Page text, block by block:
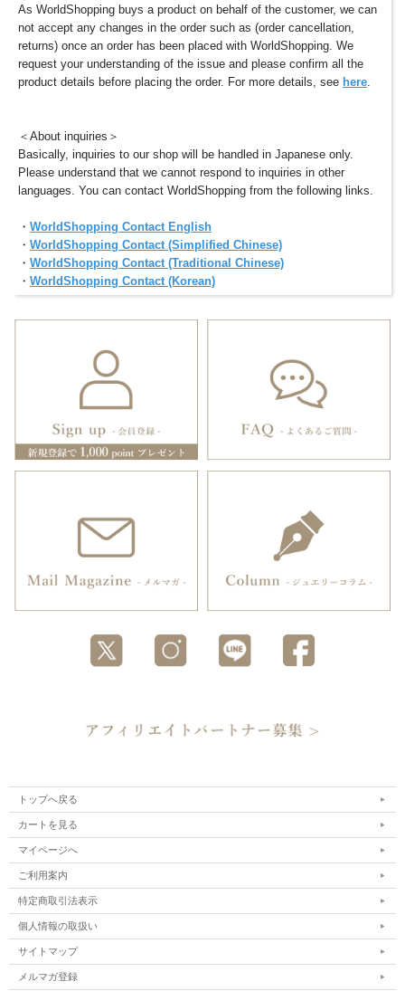
As WorldShopping buys a product on behalf of the customer, we can
not accept any changes in the order such as (order cancellation,
returns) once an order has been placed with WorldShopping. We
request your understanding of the issue and please confirm all the
product details before placing the order. For more details, see here.
＜About inquiries＞
Basically, inquiries to our shop will be handled in Japanese only.
Please understand that we cannot respond to inquiries in other
languages. You can contact WorldShopping from the following links.
・ WorldShopping Contact English
・ WorldShopping Contact (Simplified Chinese)
・ WorldShopping Contact (Traditional Chinese)
・ WorldShopping Contact (Korean)
トップへ戻る
カートを見る
マイページへ
ご利用案内
特定商取引法表示
個人情報の取扱い
サイトマップ
メルマガ登録